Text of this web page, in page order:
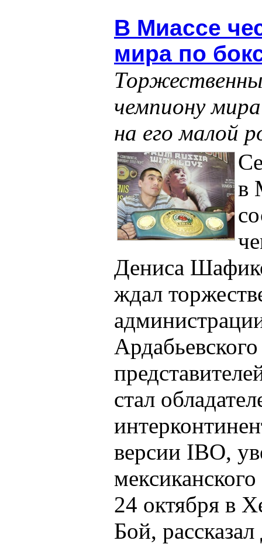
В Миассе
мира по
чемпиону
на его малой
в
Дениса
ждал
стал
версии IBO,
24 октября в
Бой,